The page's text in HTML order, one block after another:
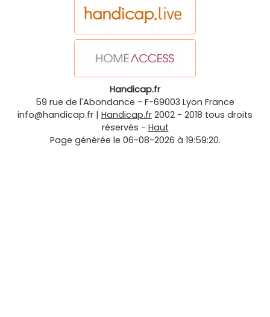
Handicap.fr
59 rue de l'Abondance - F-69003 Lyon France
info@handicap.fr | Handicap.fr 2002 - 2018 tous droits
réservés - Haut
Page générée le 06-08-2026 à 19:59:20.